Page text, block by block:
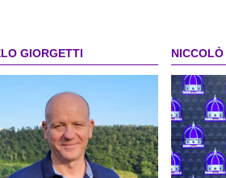
GIORGETTI